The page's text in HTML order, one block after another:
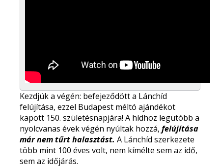
Kezdjük a végén: befejeződött a Lánchíd
felújítása, ezzel Budapest méltó ajándékot
kapott 150. születésnapjára! A hídhoz legutóbb a
nyolcvanas évek végén nyúltak hozzá, felújítása
már nem tűrt halasztást. A Lánchíd szerkezete
több mint 100 éves volt, nem kímélte sem az idő,
sem az időjárás.